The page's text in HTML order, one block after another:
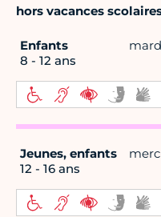
hors vacances
Enfants
8 - 12 ans
Jeunes, enfants
12 - 16 ans